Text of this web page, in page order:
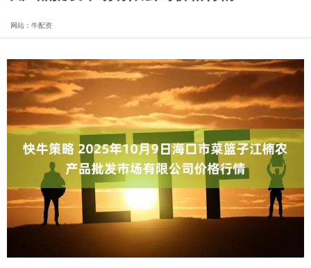
网站：牛配资